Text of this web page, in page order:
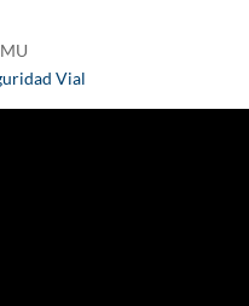
Vial